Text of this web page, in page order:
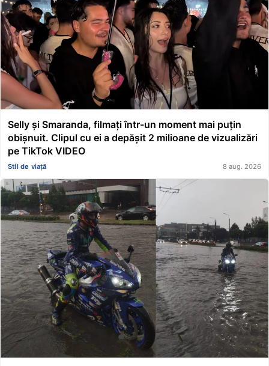
Selly și Smaranda, filmați într-un moment mai puțin
obișnuit. Clipul cu ei a depășit 2 milioane de vizualizări
pe TikTok VIDEO
Stil de viață 8 aug. 2026